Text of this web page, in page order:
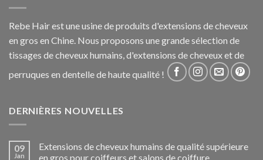
Rebe Hair est une usine de produits d'extensions de cheveux
en gros en Chine. Nous proposons une grande sélection de
tissages de cheveux humains, d'extensions de cheveux et de
perruques en dentelle de haute qualité !
DERNIÈRES NOUVELLES
09
Jan
Extensions de cheveux humains de qualité supérieure
en gros pour coiffeurs et salons de coiffure